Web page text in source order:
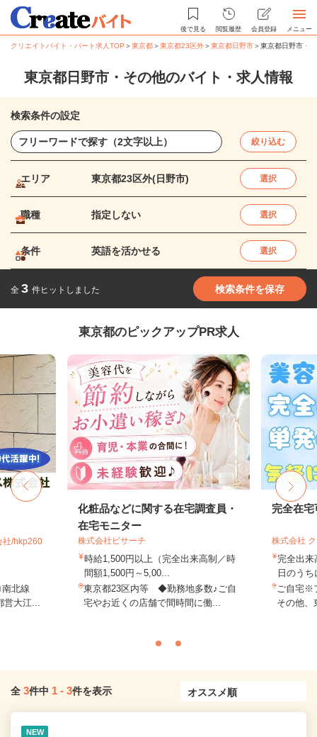
後で見る 閲覧履歴 会員登録 メニュー
クリエイトバイト・パート求人TOP ＞東京都＞東京都23区外＞東京都日野市＞東京都日野市・
東京都日野市・その他のバイト・求人情報
検索条件の設定
絞り込む
エリア 東京都23区外(日野市) 選択
職種 指定しない 選択
条件 英語を活かせる 選択
全 3 件ヒットしました 検索条件を保存
東京都のピックアップPR求人
社/hkp260
北線
大江...
化粧品などに関する在宅調査員・
在宅モニター
株式会社ビサーチ
時給1,500円以上（完全出来高制／時
間額1,500円～5,00...
東京都23区内等 ◆勤務地多数♪ご自
宅やお近くの店舗で間時間に働...
完全在
株式会社
完全出
日のう
ご自宅※
その他、
全 3件中 1 - 3件を表示
NEW